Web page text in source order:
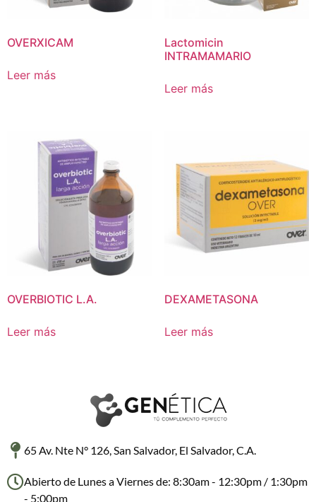
OVERXICAM
Leer más
Lactomicin
INTRAMAMARIO
Leer más
OVERBIOTIC L.A.
Leer más
DEXAMETASONA
Leer más
65 Av. Nte N° 126, San Salvador, El Salvador, C.A.
Abierto de Lunes a Viernes de: 8:30am - 12:30pm / 1:30pm
- 5:00pm